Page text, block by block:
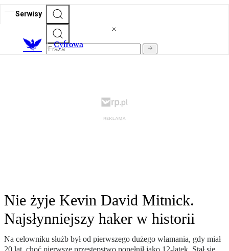
Serwisy
Cyfrowa
Nie żyje Kevin David Mitnick.
Najsłynniejszy haker w historii
Na celowniku służb był od pierwszego dużego włamania, gdy miał
20 lat, choć pierwsze przestępstwo popełnił jako 12-latek. Stał się